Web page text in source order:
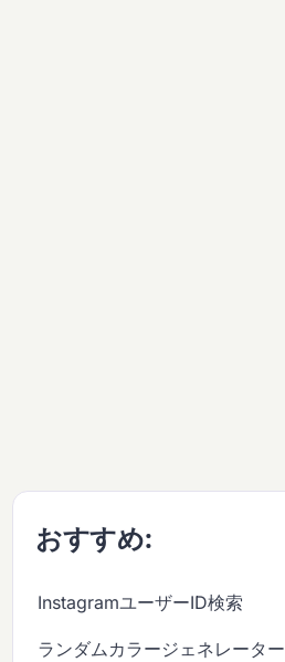
おすすめ:
InstagramユーザーID検索
ランダムカラージェネレーター